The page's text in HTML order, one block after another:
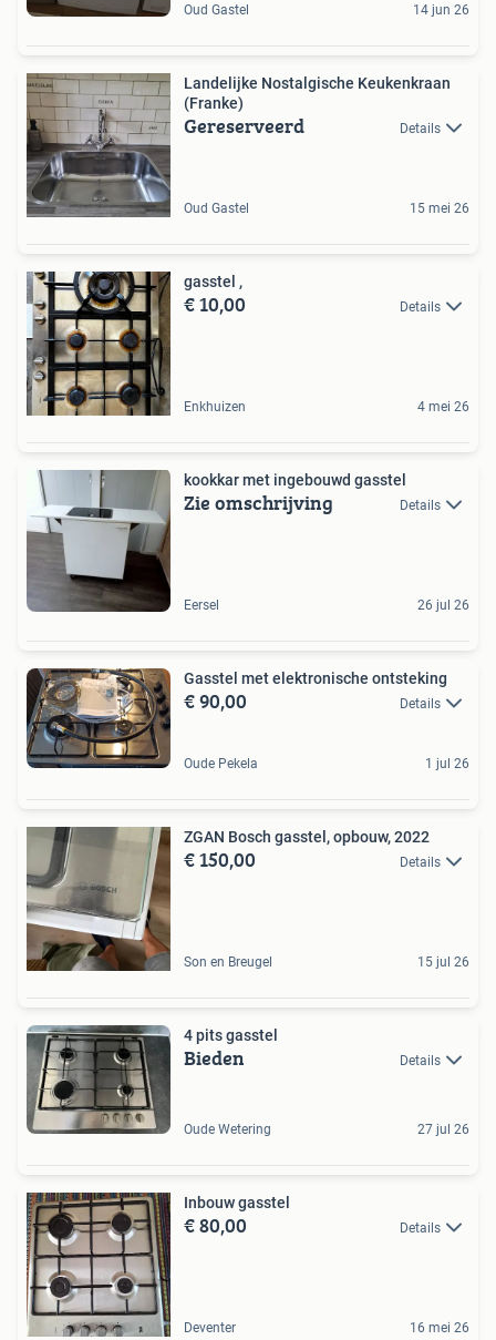
Oud Gastel 14 jun 26
Landelijke Nostalgische Keukenkraan
(Franke)
Gereserveerd Details
Oud Gastel 15 mei 26
gasstel ,
€ 10,00 Details
Enkhuizen 4 mei 26
kookkar met ingebouwd gasstel
Zie omschrijving Details
Eersel 26 jul 26
Gasstel met elektronische ontsteking
€ 90,00 Details
Oude Pekela 1 jul 26
ZGAN Bosch gasstel, opbouw, 2022
€ 150,00 Details
Son en Breugel 15 jul 26
4 pits gasstel
Bieden Details
Oude Wetering 27 jul 26
Inbouw gasstel
€ 80,00 Details
Deventer 16 mei 26